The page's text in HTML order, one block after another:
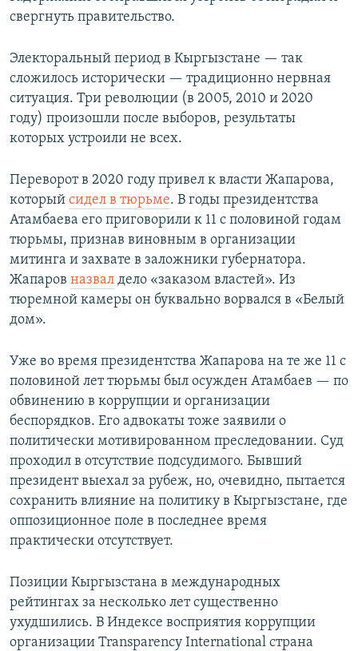
свергнуть правительство.
Электоральный период в Кыргызстане — так
сложилось исторически — традиционно нервная
ситуация. Три революции (в 2005, 2010 и 2020
году) произошли после выборов, результаты
которых устроили не всех.
Переворот в 2020 году привел к власти Жапарова,
который сидел в тюрьме. В годы президентства
Атамбаева его приговорили к 11 с половиной годам
тюрьмы, признав виновным в организации
митинга и захвате в заложники губернатора.
Жапаров назвал дело «заказом властей». Из
тюремной камеры он буквально ворвался в «Белый
дом».
Уже во время президентства Жапарова на те же 11 с
половиной лет тюрьмы был осужден Атамбаев — по
обвинению в коррупции и организации
беспорядков. Его адвокаты тоже заявили о
политически мотивированном преследовании. Суд
проходил в отсутствие подсудимого. Бывший
президент выехал за рубеж, но, очевидно, пытается
сохранить влияние на политику в Кыргызстане, где
оппозиционное поле в последнее время
практически отсутствует.
Позиции Кыргызстана в международных
рейтингах за несколько лет существенно
ухудшились. В Индексе восприятия коррупции
организации Transparency International страна